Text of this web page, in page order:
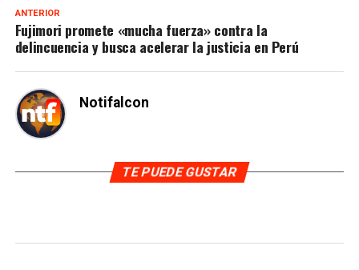
ANTERIOR
Fujimori promete «mucha fuerza» contra la
delincuencia y busca acelerar la justicia en Perú
Notifalcon
TE PUEDE GUSTAR